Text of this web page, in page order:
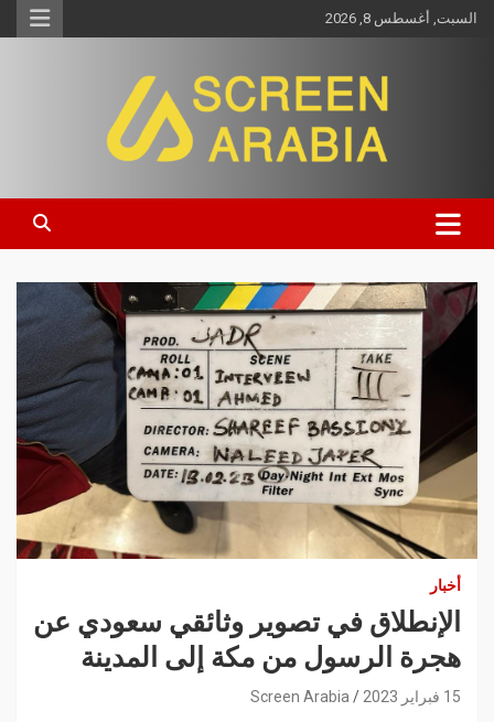
السبت, أغسطس 8, 2026
Screen Arabia
أخبار
الإنطلاق في تصوير وثائقي سعودي عن
هجرة الرسول من مكة إلى المدينة
15 فبراير 2023 Screen Arabia